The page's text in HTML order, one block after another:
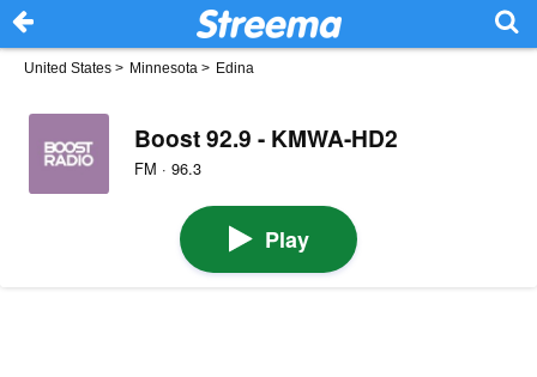
United States > Minnesota > Edina
Boost 92.9 - KMWA-HD2
FM · 96.3
Play